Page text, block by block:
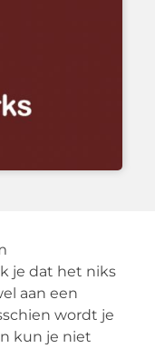
je dat het niks
aan een
wordt je
kun je niet